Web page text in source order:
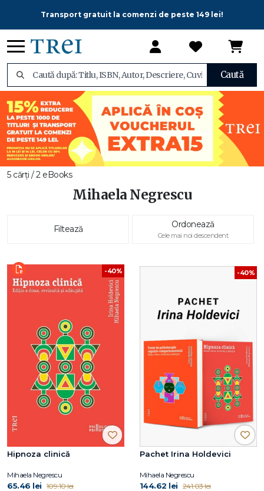
Transport gratuit la comenzi de peste 149 lei!
Caută
5 cărți / 2 eBooks
Mihaela Negrescu
Filtează Ordonează
Cele mai noi descendent
-40%
Hipnoza clinică
Mihaela Negrescu
65.46 lei 109.10 lei
-40%
Pachet Irina Holdevici
Mihaela Negrescu
144.62 lei 241.03 lei